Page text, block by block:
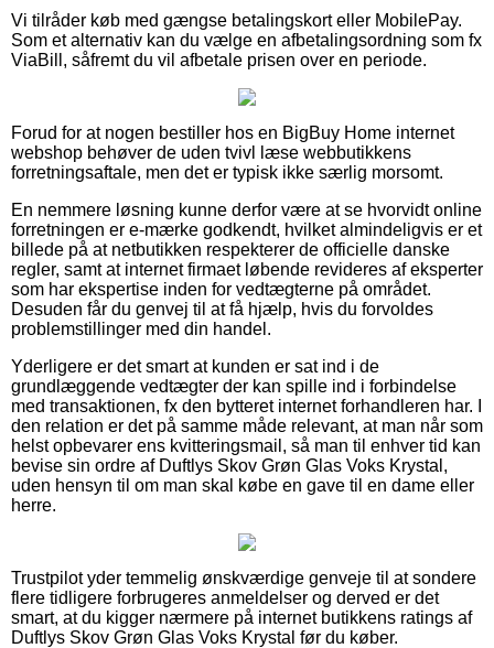
Vi tilråder køb med gængse betalingskort eller MobilePay.
Som et alternativ kan du vælge en afbetalingsordning som fx
ViaBill, såfremt du vil afbetale prisen over en periode.
Forud for at nogen bestiller hos en BigBuy Home internet
webshop behøver de uden tvivl læse webbutikkens
forretningsaftale, men det er typisk ikke særlig morsomt.
En nemmere løsning kunne derfor være at se hvorvidt online
forretningen er e-mærke godkendt, hvilket almindeligvis er et
billede på at netbutikken respekterer de officielle danske
regler, samt at internet firmaet løbende revideres af eksperter
som har ekspertise inden for vedtægterne på området.
Desuden får du genvej til at få hjælp, hvis du forvoldes
problemstillinger med din handel.
Yderligere er det smart at kunden er sat ind i de
grundlæggende vedtægter der kan spille ind i forbindelse
med transaktionen, fx den bytteret internet forhandleren har. I
den relation er det på samme måde relevant, at man når som
helst opbevarer ens kvitteringsmail, så man til enhver tid kan
bevise sin ordre af Duftlys Skov Grøn Glas Voks Krystal,
uden hensyn til om man skal købe en gave til en dame eller
herre.
Trustpilot yder temmelig ønskværdige genveje til at sondere
flere tidligere forbrugeres anmeldelser og derved er det
smart, at du kigger nærmere på internet butikkens ratings af
Duftlys Skov Grøn Glas Voks Krystal før du køber.